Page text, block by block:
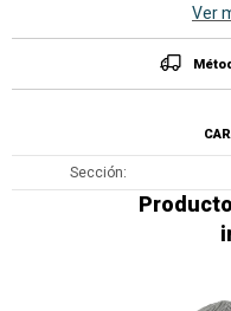
Ver
Sección